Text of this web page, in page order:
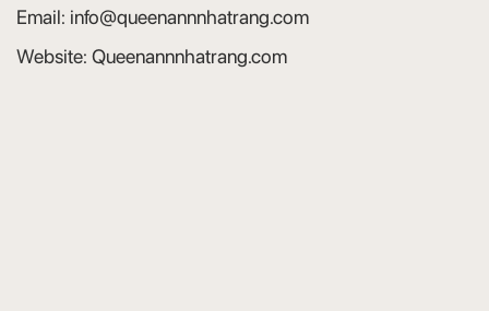
Email: info@queenannnhatrang.com
Website: Queenannnhatrang.com